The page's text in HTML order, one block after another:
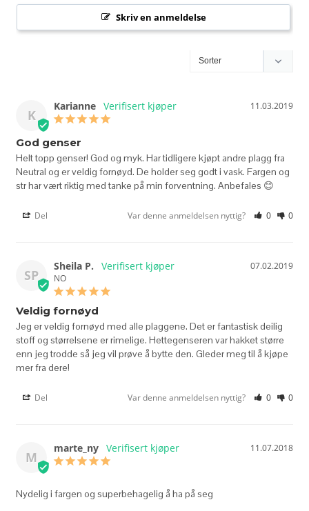
Skriv en anmeldelse
K
11.03.2019
Karianne
God genser
Helt topp genser! God og myk. Har tidligere kjøpt andre plagg fra
Neutral og er veldig fornøyd. De holder seg godt i vask. Fargen og
str har vært riktig med tanke på min forventning. Anbefales 😊
Del Var denne anmeldelsen nyttig? 0 0
SP
07.02.2019
Sheila P.
NO
Veldig fornøyd
Jeg er veldig fornøyd med alle plaggene. Det er fantastisk deilig
stoff og størrelsene er rimelige. Hettegenseren var hakket større
enn jeg trodde så jeg vil prøve å bytte den. Gleder meg til å kjøpe
Del Var denne anmeldelsen nyttig? 0 0
M
11.07.2018
marte_ny
Nydelig i fargen og superbehagelig å ha på seg